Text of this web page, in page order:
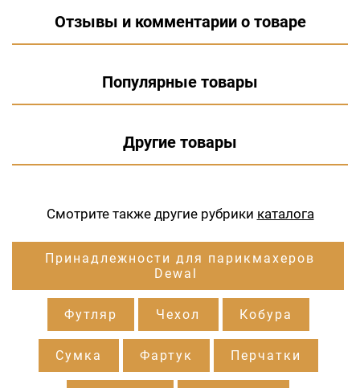
Отзывы и комментарии о товаре
Популярные товары
Другие товары
Смотрите также другие рубрики каталога
Принадлежности для парикмахеров
Dewal
Футляр Чехол Кобура
Сумка Фартук Перчатки